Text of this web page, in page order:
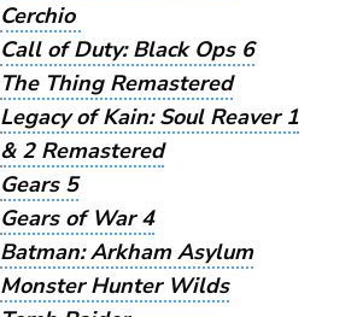
Cerchio
Call of Duty: Black Ops 6
The Thing Remastered
Legacy of Kain: Soul Reaver 1
& 2 Remastered
Gears 5
Gears of War 4
Batman: Arkham Asylum
Monster Hunter Wilds